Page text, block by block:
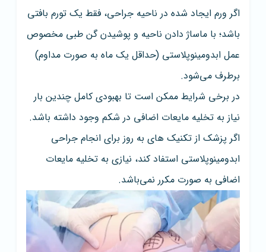
اگر ورم ایجاد شده در ناحیه جراحی، فقط یک تورم بافتی
باشد؛ با ماساژ دادن ناحیه و پوشیدن گن طبی مخصوص
عمل ابدومینوپلاستی (حداقل یک ماه به صورت مداوم)
برطرف می‌شود.
در برخی شرایط ممکن است تا بهبودی کامل چندین بار
نیاز به تخلیه مایعات اضافی در شکم وجود داشته باشد.
اگر پزشک از تکنیک های به روز برای انجام جراحی
ابدومینوپلاستی استفاد کند، نیازی به تخلیه مایعات
اضافی به صورت مکرر نمی‌باشد.